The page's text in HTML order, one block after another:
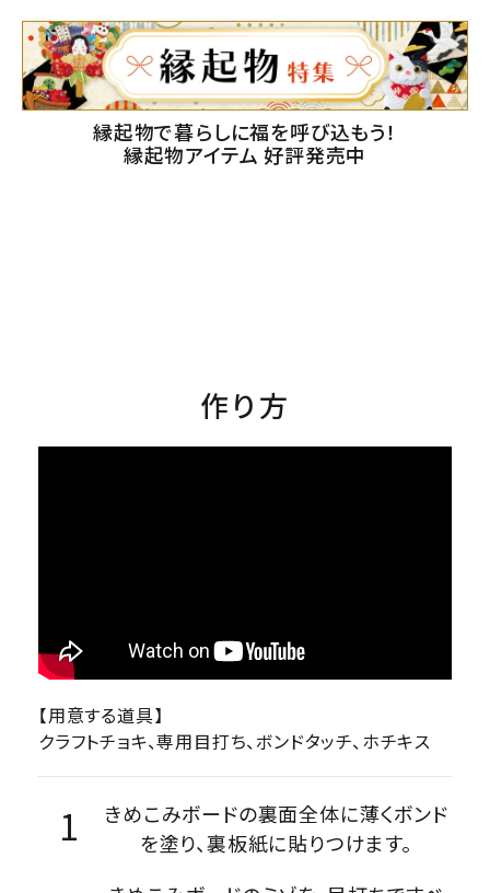
縁起物で暮らしに福を呼び込もう！
縁起物アイテム 好評発売中
作り方
【用意する道具】
クラフトチョキ、専用目打ち、ボンドタッチ、ホチキス
きめこみボードの裏面全体に薄くボンド
を塗り、裏板紙に貼りつけます。